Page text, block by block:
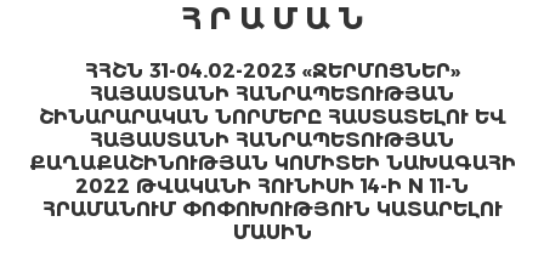
Հ Ր Ա Մ Ա Ն
ՀՀՇՆ 31-04.02-2023 «ՋԵՐՄՈՑՆԵՐ»
ՀԱՅԱՍՏԱՆԻ ՀԱՆՐԱՊԵՏՈՒԹՅԱՆ
ՇԻՆԱՐԱՐԱԿԱՆ ՆՈՐՄԵՐԸ ՀԱՍՏԱՏԵԼՈՒ ԵՎ
ՀԱՅԱՍՏԱՆԻ ՀԱՆՐԱՊԵՏՈՒԹՅԱՆ
ՔԱՂԱՔԱՇԻՆՈՒԹՅԱՆ ԿՈՄԻՏԵԻ ՆԱԽԱԳԱՀԻ
2022 ԹՎԱԿԱՆԻ ՀՈՒՆԻՍԻ 14-Ի N 11-Ն
ՀՐԱՄԱՆՈՒՄ ՓՈՓՈԽՈՒԹՅՈՒՆ ԿԱՏԱՐԵԼՈՒ
ՄԱՍԻՆ